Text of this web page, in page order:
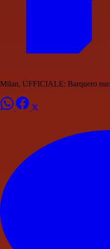
Milan, UFFICIALE: Barquero